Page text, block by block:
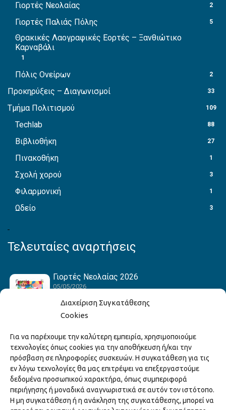
Διαχείριση Συγκατάθεσης
Cookies
Για να παρέχουμε την καλύτερη εμπειρία, χρησιμοποιούμε
τεχνολογίες όπως cookies για την αποθήκευση ή/και την
πρόσβαση σε πληροφορίες συσκευών. Η συγκατάθεση για τις
εν λόγω τεχνολογίες θα μας επιτρέψει να επεξεργαστούμε
δεδομένα προσωπικού χαρακτήρα, όπως συμπεριφορά
περιήγησης ή μοναδικά αναγνωριστικά σε αυτόν τον ιστότοπο.
Η μη συγκατάθεση ή η ανάκληση της συγκατάθεσης, μπορεί να
Γιορτές Νεολαίας 2
Γιορτές Παλιάς Πόλης 5
Θρακικές Λαογραφικές Εορτές – Ξανθιώτικο
Καρναβάλι
1
Πόλις Ονείρων 2
Προκηρύξεις – Διαγωνισμοί 33
Τμήμα Πολιτισμού 109
Techlab 88
Βιβλιοθήκη 27
Πινακοθήκη 1
Σχολή χορού 3
Φιλαρμονική 1
Ωδείο 3
Τελευταίες αναρτήσεις
Γιορτές Νεολαίας 2026
05/05/2026
Hack the Match: Γνωρίζοντας τα Αμερικανικά
Αθλήματα! Δημιουργώντας το Δικό σου
Game Story!
22/04/2026
Ξάνθη – Πόλις Ονείρων Μουσικών Σχολείων
2026